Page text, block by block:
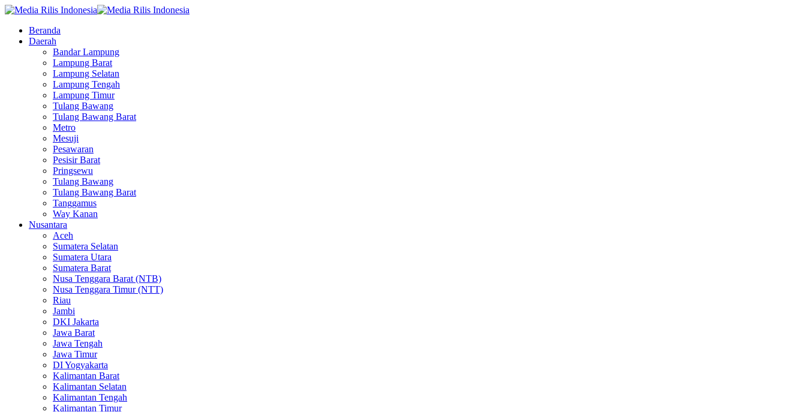
Beranda
Daerah
Bandar Lampung
Lampung Barat
Lampung Selatan
Lampung Tengah
Lampung Timur
Tulang Bawang
Tulang Bawang Barat
Metro
Mesuji
Pesawaran
Pesisir Barat
Pringsewu
Tulang Bawang
Tulang Bawang Barat
Tanggamus
Way Kanan
Nusantara
Aceh
Sumatera Selatan
Sumatera Utara
Sumatera Barat
Nusa Tenggara Barat (NTB)
Nusa Tenggara Timur (NTT)
Riau
Jambi
DKI Jakarta
Jawa Barat
Jawa Tengah
Jawa Timur
DI Yogyakarta
Kalimantan Barat
Kalimantan Selatan
Kalimantan Tengah
Kalimantan Timur